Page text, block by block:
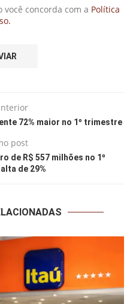
concorda com a Política
72% maior no 1º trimestre
post
de R$ 557 milhões no 1º
de 29%